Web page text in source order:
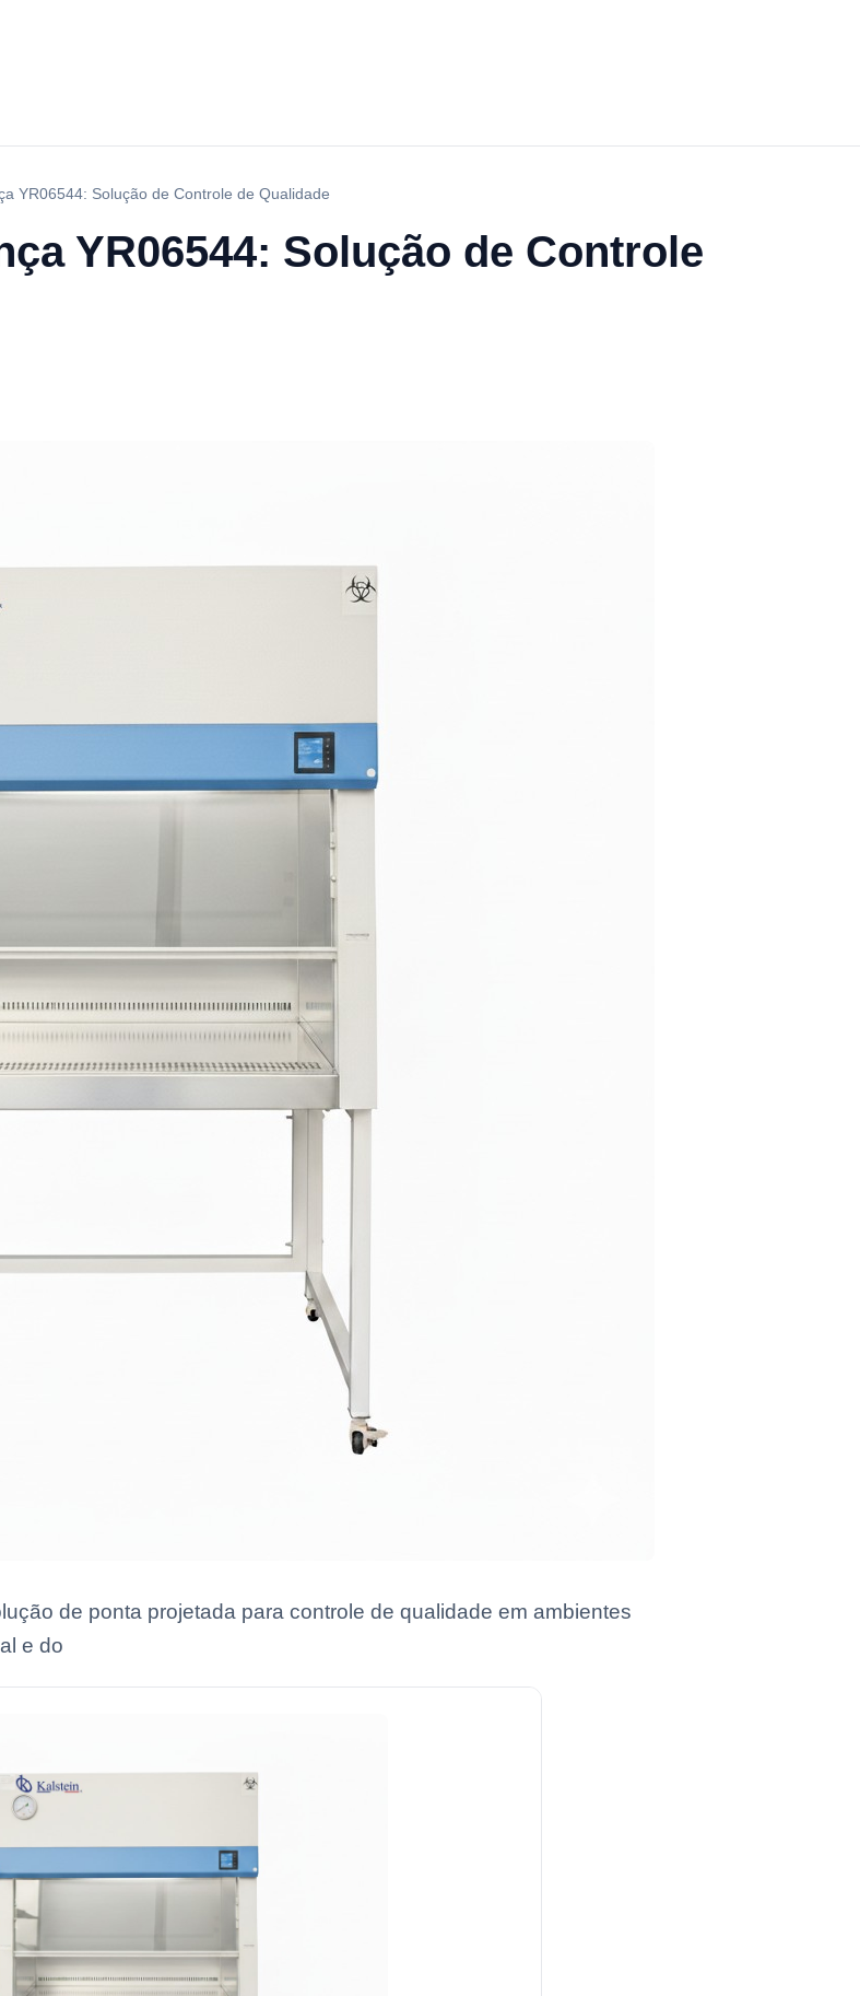
YR06544: Solução de Controle de Qualidade
YR06544: Solução de Controle
de ponta projetada para controle de qualidade em ambientes
e do